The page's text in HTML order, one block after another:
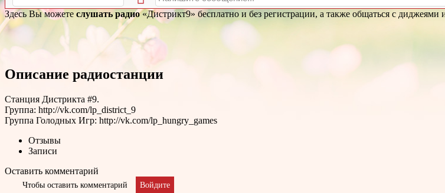
Здесь Вы можете слушать радио«Дистрикт9» бесплатно и без регистрации, а также общаться с
Описание радиостанции
Станция Дистрикта #9.
Группа: http://vk.com/lp_district_9
Группа Голодных Игр: http://vk.com/lp_hungry_games
Отзывы
Записи
Оставить комментарий
Чтобы оставить комментарий Войдите